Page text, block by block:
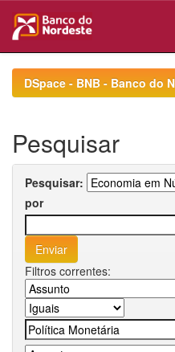
navigationDSpace - BNB - Banco do
Pesquisar
Pesquisar:
por
Filtros correntes: